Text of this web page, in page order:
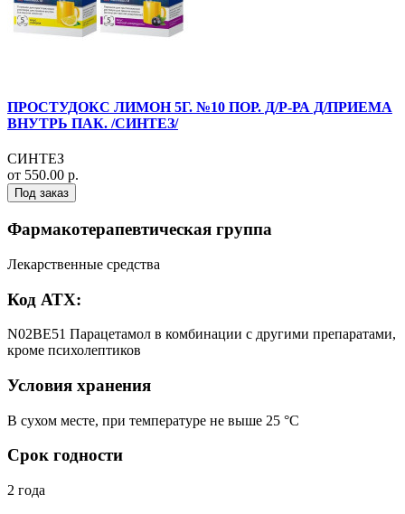
ПРОСТУДОКС ЛИМОН 5Г. №10 ПОР. Д/Р-РА Д/ПРИЕМА
ВНУТРЬ ПАК. /СИНТЕЗ/
СИНТЕЗ
от 550.00 р.
Под заказ
Фармакотерапевтическая группа
Лекарственные средства
Код АТХ:
N02BE51 Парацетамол в комбинации с другими препаратами,
кроме психолептиков
Условия хранения
В сухом месте, при температуре не выше 25 °C
Срок годности
2 года